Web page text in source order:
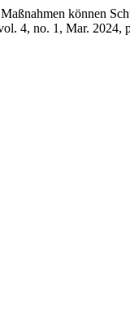
können
4, no. 1, Mar. 2024,